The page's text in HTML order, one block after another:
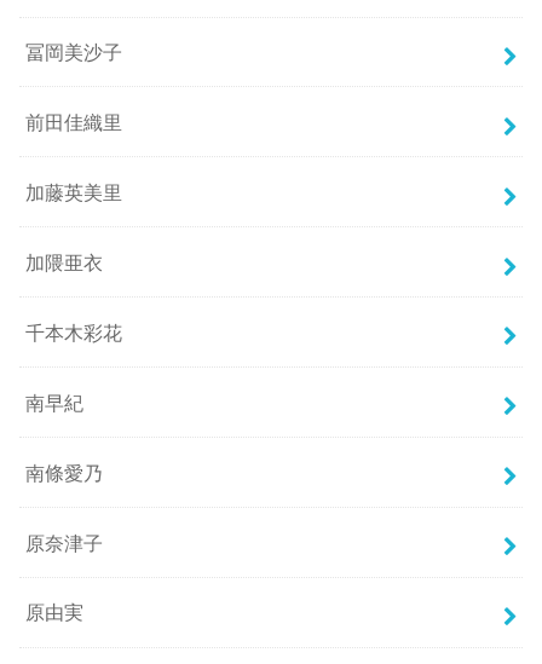
冨岡美沙子
前田佳織里
加藤英美里
加隈亜衣
千本木彩花
南早紀
南條愛乃
原奈津子
原由実